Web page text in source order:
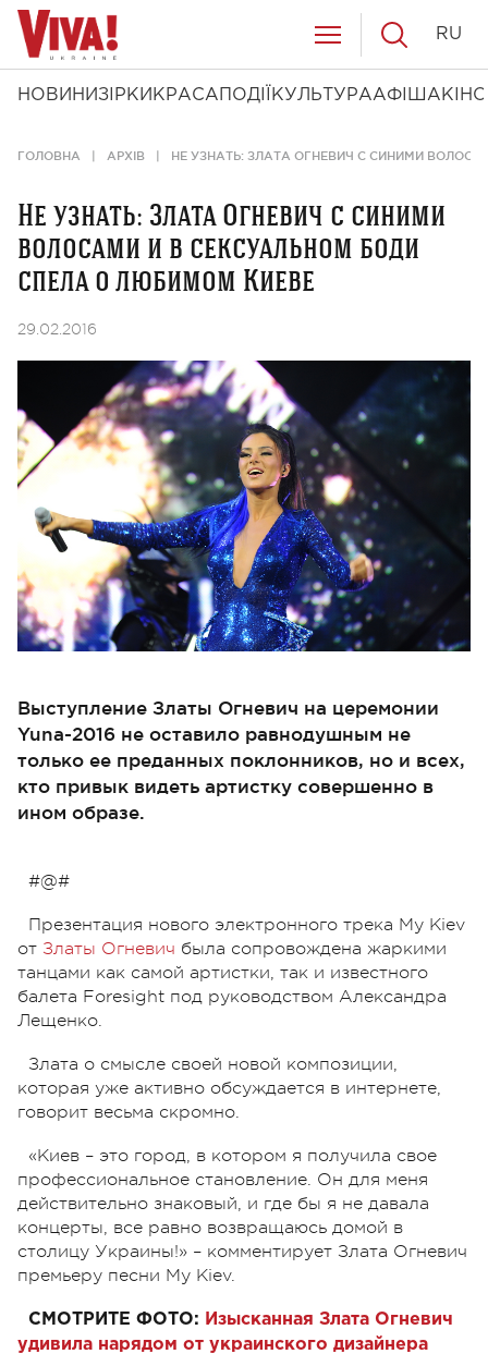
НОВИНИ ЗІРКИ КРАСА ПОДІЇ КУЛЬТУРААФІША КІНО
RU
ГОЛОВНА АРХІВ НЕ УЗНАТЬ: ЗЛАТА ОГНЕВИЧ С СИНИМИ
Не узнать: Злата Огневич с синими
волосами и в сексуальном боди
спела о любимом Киеве
29.02.2016
Выступление Златы Огневич на церемонии
Yuna-2016 не оставило равнодушным не
только ее преданных поклонников, но и всех,
кто привык видеть артистку совершенно в
ином образе.
#@#
Презентация нового электронного трека My Kiev
от Златы Огневич была сопровождена жаркими
танцами как самой артистки, так и известного
балета Foresight под руководством Александра
Лещенко.
Злата о смысле своей новой композиции,
которая уже активно обсуждается в интернете,
говорит весьма скромно.
«Киев – это город, в котором я получила свое
профессиональное становление. Он для меня
действительно знаковый, и где бы я не давала
концерты, все равно возвращаюсь домой в
столицу Украины!» – комментирует Злата Огневич
премьеру песни My Kiev.
СМОТРИТЕ ФОТО: Изысканная Злата Огневич
удивила нарядом от украинского дизайнера